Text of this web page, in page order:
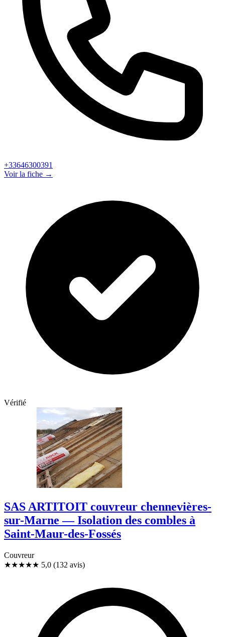
+33646300391
Voir la fiche →
Vérifié
SAS ARTITOIT couvreur chennevières-
sur-Marne — Isolation des combles à
Saint-Maur-des-Fossés
Couvreur
★★★★★ 5,0 (132 avis)